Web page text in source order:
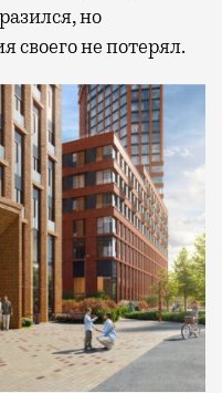
но
своего не потерял.